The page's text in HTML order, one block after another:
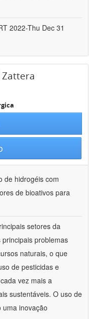
2022-Thu Dec 31
Zattera
de hidrogéis com
de bioativos para
setores da
problemas
naturais, o que
de pesticidas e
vez mais a
sustentáveis. O uso de
uma inovação